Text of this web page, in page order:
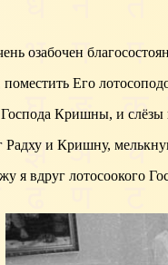
озабочен
Его
Кришны, и
и Кришну,
я вдруг лотосоокого